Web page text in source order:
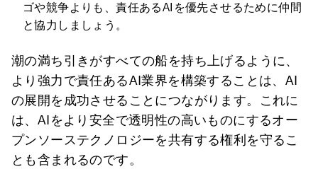
ゴや競争よりも、責任あるAIを優先させるために仲間
と協力しましょう。
潮の満ち引きがすべての船を持ち上げるように、
より強力で責任あるAI業界を構築することは、AI
の展開を成功させることにつながります。これに
は、AIをより安全で透明性の高いものにするオー
プンソーステクノロジーを共有する権利を守るこ
とも含まれるのです。